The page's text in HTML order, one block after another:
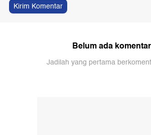
Kirim Komentar
Belum ada
Jadilah yang pertama